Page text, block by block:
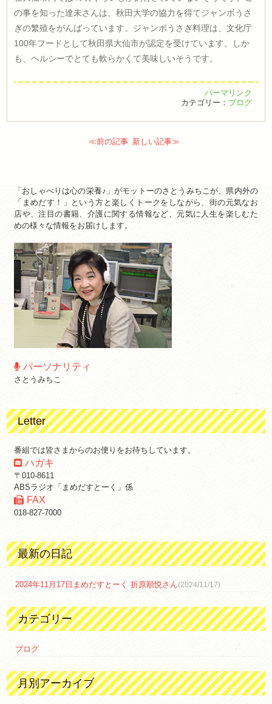
の事を知った達未さんは、秋田大学の協力を得てジャンボうさ
ぎの繁殖をがんばっています。ジャンボうさぎ料理は、文化庁
100年フードとして秋田県大仙市が認定を受けています。しか
も、ヘルシーでとても軟らかくて美味しいそうです。
パーマリンク
カテゴリー： ブログ
≪前の記事 新しい記事≫
「おしゃべりは心の栄養♪」がモットーのさとうみちこが、県内外の
「まめだす！」という方と楽しくトークをしながら、街の元気なお
店や、注目の書籍、介護に関する情報など、元気に人生を楽しむた
めの様々な情報をお届けします。
パーソナリティ
さとうみちこ
Letter
番組では皆さまからのお便りをお待ちしています。
ハガキ
〒010-8611
ABSラジオ「まめだすとーく」係
FAX
018-827-7000
最新の日記
2024年11月17日まめだすとーく 折原順悦さん(2024/11/17)
カテゴリー
ブログ
月別アーカイブ